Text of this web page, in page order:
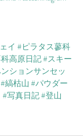
イ #ピラタス蓼科
高原日記#スキー
ションサンセッ
#縞枯山#パウダー
#写真日記#登山